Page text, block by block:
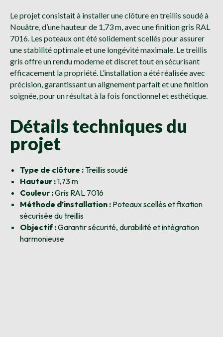
Le projet consistait à installer une clôture en treillis soudé à
Nouâtre, d’une hauteur de 1,73 m, avec une finition gris RAL
7016. Les poteaux ont été solidement scellés pour assurer
une stabilité optimale et une longévité maximale. Le treillis
gris offre un rendu moderne et discret tout en sécurisant
efficacement la propriété. L’installation a été réalisée avec
précision, garantissant un alignement parfait et une finition
soignée, pour un résultat à la fois fonctionnel et esthétique.
Détails techniques du
projet
Type de clôture : Treillis soudé
Hauteur :1,73 m
Couleur :Gris RAL 7016
Méthode d’installation : Poteaux scellés et fixation
sécurisée du treillis
Objectif :Garantir sécurité, durabilité et intégration
harmonieuse